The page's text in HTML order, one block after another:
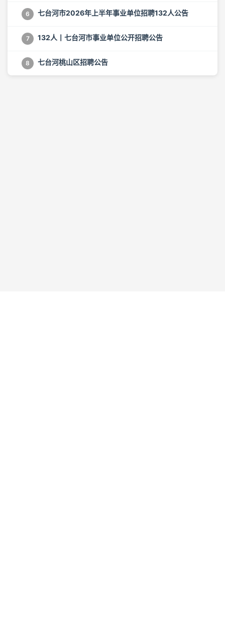
6 七台河市2026年上半年事业单位招聘132人公告
7 132人丨七台河市事业单位公开招聘公告
8 七台河桃山区招聘公告